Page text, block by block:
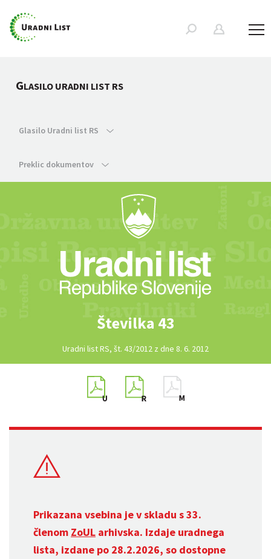
GLASILO URADNI LIST RS
Glasilo Uradni list RS
Preklic dokumentov
Številka 43
Uradni list RS, št. 43/2012 z dne 8. 6. 2012
Prikazana vsebina je v skladu s 33.
členom ZoUL arhivska. Izdaje uradnega
lista, izdane po 28.2.2026, so dostopne